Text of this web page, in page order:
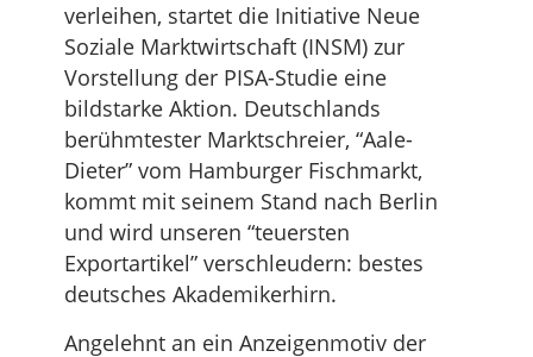
verleihen, startet die Initiative Neue
Soziale Marktwirtschaft (INSM) zur
Vorstellung der PISA-Studie eine
bildstarke Aktion. Deutschlands
berühmtester Marktschreier, “Aale-
Dieter” vom Hamburger Fischmarkt,
kommt mit seinem Stand nach Berlin
und wird unseren “teuersten
Exportartikel” verschleudern: bestes
deutsches Akademikerhirn.
Angelehnt an ein Anzeigenmotiv der